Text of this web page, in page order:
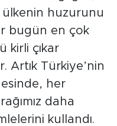
ülkenin huzurunu
bugün en çok
kirli çıkar
Artık Türkiye’nin
her
daha
kullandı.